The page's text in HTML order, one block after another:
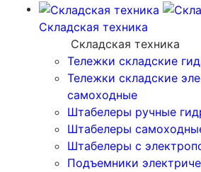
Складская техника
Складская техника
Тележки складские
Тележки складские
самоходные
Штабелеры ручные
Штабелеры
Штабелеры с
Подъемники